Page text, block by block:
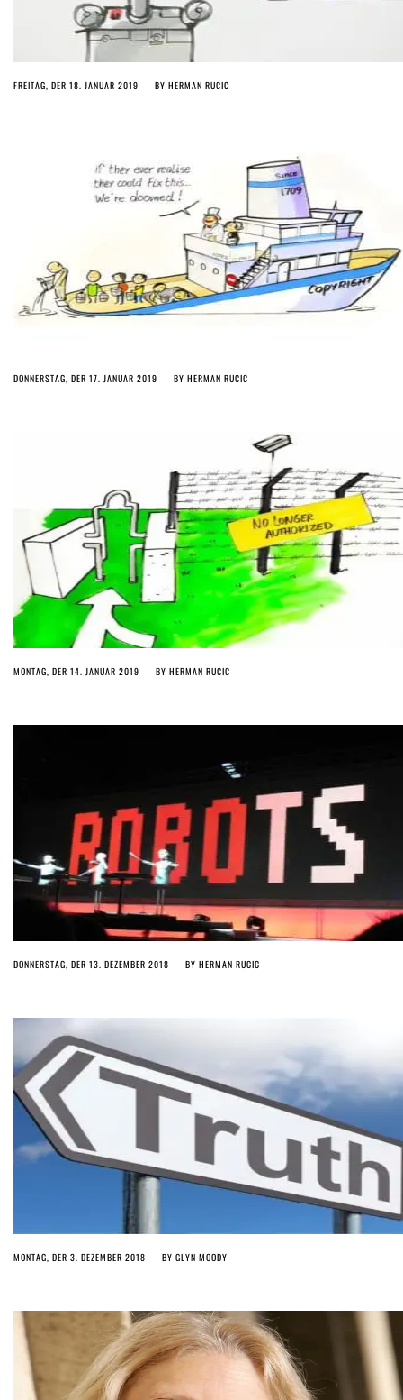
FREITAG, DER 18. JANUAR 2019 BY HERMAN RUCIC
DONNERSTAG, DER 17. JANUAR 2019 BY HERMAN RUCIC
MONTAG, DER 14. JANUAR 2019 BY HERMAN RUCIC
DONNERSTAG, DER 13. DEZEMBER 2018 BY HERMAN RUCIC
MONTAG, DER 3. DEZEMBER 2018 BY GLYN MOODY